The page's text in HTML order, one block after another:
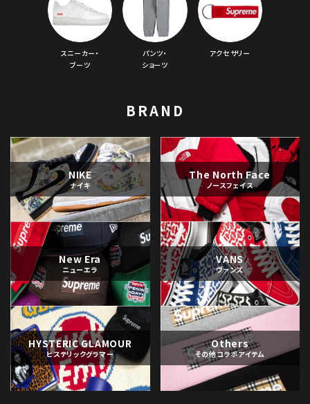
スニーカー・
ブーツ
パンツ・
ショーツ
アクセサリー
BRAND
NIKE
ナイキ
The North Face
ノースフェイス
New Era
ニューエラ
VANS
ヴァンズ
HYSTERIC GLAMOUR
ヒステリックグラマー
Others
その他コラボアイテム